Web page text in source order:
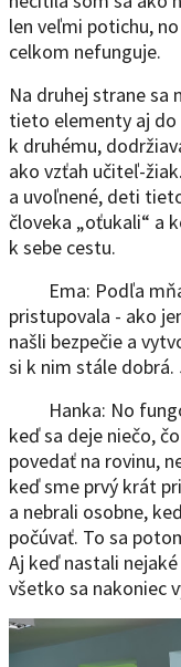
len veľmi potichu,
celkom nefunguje.
Na druhej strane sa
tieto elementy aj do
k druhému,
ako vzťah učiteľ-
a uvoľnené, deti
človeka „oťukali“ a
k sebe cestu.
Ema: Podľa mňa
pristupovala - ako
našli bezpečie a
si k nim stále dobrá.
Hanka: No
keď sa deje niečo,
povedať na rovinu,
keď sme prvý krát
a nebrali osobne,
počúvať. To sa
Aj keď nastali
všetko sa nakoniec